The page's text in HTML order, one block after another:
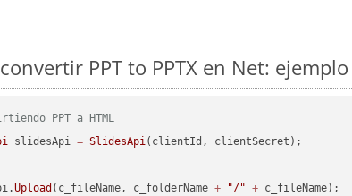
PPT to PPTX en Net:
PPT a HTML
slidesApi = SlidesApi(clientId, clientSecret);
Upload (c_fileName, c_folderName + "/" + c_fileName);